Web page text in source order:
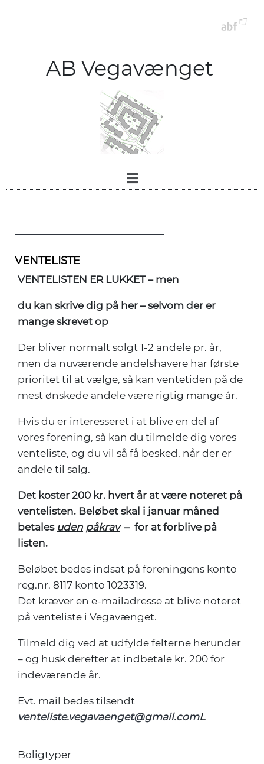
AB Vegavænget
VENTELISTE
VENTELISTEN ER LUKKET – men
du kan skrive dig på her – selvom der er
mange skrevet op
Der bliver normalt solgt 1-2 andele pr. år,
men da nuværende andelshavere har første
prioritet til at vælge, så kan ventetiden på de
mest ønskede andele være rigtig mange år.
Hvis du er interesseret i at blive en del af
vores forening, så kan du tilmelde dig vores
venteliste, og du vil så få besked, når der er
andele til salg.
Det koster 200 kr. hvert år at være noteret på
ventelisten. Beløbet skal i januar måned
betales uden påkrav– for at forblive på
listen.
Beløbet bedes indsat på foreningens konto
reg.nr. 8117 konto 1023319.
Det kræver en e-mailadresse at blive noteret
på venteliste i Vegavænget.
Tilmeld dig ved at udfylde felterne herunder
– og husk derefter at indbetale kr. 200 for
indeværende år.
Evt. mail bedes tilsendt
venteliste.vegavaenget@gmail.comL
Boligtyper